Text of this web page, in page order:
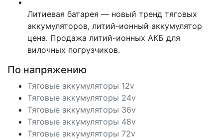
Литиевая батарея — новый тренд тяговых
аккумуляторов, литий-ионный аккумулятор
цена. Продажа литий-ионных АКБ для
вилочных погрузчиков.
По напряжению
Тяговые аккумуляторы 12v
Тяговые аккумуляторы 24v
Тяговые аккумуляторы 36v
Тяговые аккумуляторы 48v
Тяговые аккумуляторы 72v